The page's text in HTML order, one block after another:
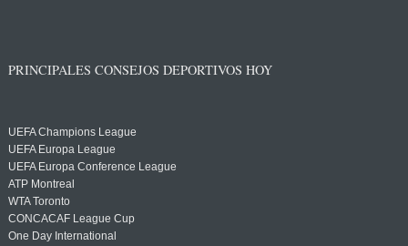
PRINCIPALES CONSEJOS DEPORTIVOS HOY
UEFA Champions League
UEFA Europa League
UEFA Europa Conference League
ATP Montreal
WTA Toronto
CONCACAF League Cup
One Day International